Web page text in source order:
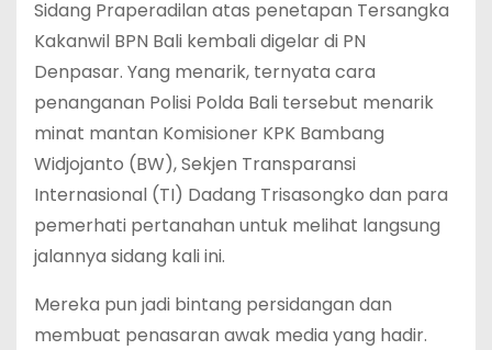
Sidang Praperadilan atas penetapan Tersangka
Kakanwil BPN Bali kembali digelar di PN
Denpasar. Yang menarik, ternyata cara
penanganan Polisi Polda Bali tersebut menarik
minat mantan Komisioner KPK Bambang
Widjojanto (BW), Sekjen Transparansi
Internasional (TI) Dadang Trisasongko dan para
pemerhati pertanahan untuk melihat langsung
jalannya sidang kali ini.
Mereka pun jadi bintang persidangan dan
membuat penasaran awak media yang hadir.